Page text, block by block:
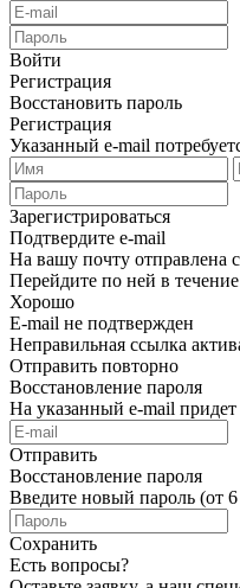
Войти
Регистрация
Восстановить пароль
Регистрация
Указанный e-mail
Зарегистрироваться
Подтвердите e-mail
На вашу почту отправлена
Перейдите по ней в
Хорошо
E-mail не подтвержден
Неправильная ссылка
Отправить повторно
Восстановление пароля
На указанный e-mail придет
Отправить
Восстановление пароля
Введите новый пароль (от
Сохранить
Есть вопросы?